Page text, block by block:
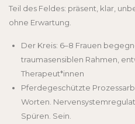
Teil des Feldes: präsent, klar,
ohne Erwartung.
Der Kreis: 6–8 Frauen
traumasensiblen Rahmen,
Therapeut*innen
Pferdegeschützte
Worten.
Spüren. Sein.